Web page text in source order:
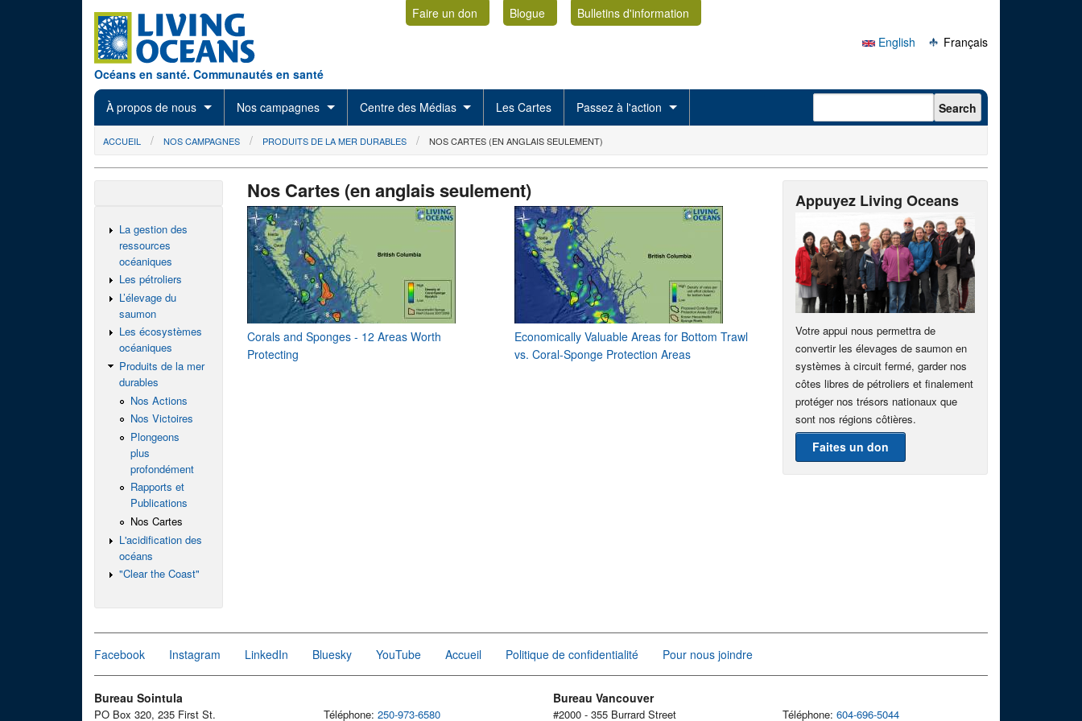
Océans en santé. Communautés en santé
Faire un don Blogue
Bulletins d'information
English
Français
À propos de nous Nos campagnes Centre des Médias Les Cartes Passez à l'action Search form Search
You are here
ACCUEIL NOS CAMPAGNES PRODUITS DE LA MER DURABLES NOS CARTES (EN ANGLAIS SEULEMENT)
Nos Cartes (en anglais seulement)
Corals and Sponges - 12 Areas Worth
Protecting
Economically Valuable Areas for Bottom Trawl
vs. Coral-Sponge Protection Areas
La gestion des
ressources
océaniques
Les pétroliers
L’élevage du
saumon
Les écosystèmes
océaniques
Produits de la mer
durables
Nos Actions
Nos Victoires
Plongeons
plus
profondément
Rapports et
Publications
Nos Cartes
L'acidification des
océans
"Clear the Coast"
Appuyez Living Oceans
Votre appui nous permettra de
convertir les élevages de saumon en
systèmes à circuit fermé, garder nos
côtes libres de pétroliers et finalement
protéger nos trésors nationaux que
sont nos régions côtières.
Faites un don
Facebook Instagram LinkedIn Bluesky YouTube Accueil Politique de confidentialité Pour nous joindre
Bureau Sointula
PO Box 320, 235 First St. Téléphone: 250-973-6580
Bureau Vancouver
#2000 - 355 Burrard Street Téléphone: 604-696-5044